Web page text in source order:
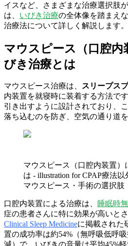
イスなど、さまざまな治療選択肢
は、 いびき治療の全体像を踏まえ
治療法について詳しく解説します。
マウスピース（口腔内
びき治療とは
マウスピース治療は、 スリープス
内装置を就寝時に装着する方法で
引き出すように設計されており、
落ち込むのを防ぎ、空気の通り道を
マウスピース（口腔内装置）
は - illustration for CPAP療法以
マウスピース・手術の選択肢
口腔内装置による治療は、 睡眠時
症の患者さんに特に効果が高いとさ
Clinical Sleep Medicineに掲載された
置の成功率は約54%（無呼吸低呼